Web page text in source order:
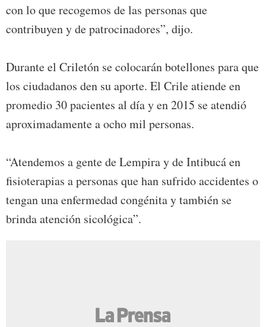
con lo que recogemos de las personas que
contribuyen y de patrocinadores”, dijo.
Durante el Criletón se colocarán botellones para que
los ciudadanos den su aporte. El Crile atiende en
promedio 30 pacientes al día y en 2015 se atendió
aproximadamente a ocho mil personas.
“Atendemos a gente de Lempira y de Intibucá en
fisioterapias a personas que han sufrido accidentes o
tengan una enfermedad congénita y también se
brinda atención sicológica”.